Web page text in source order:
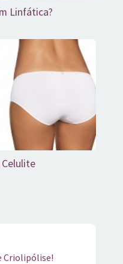
Linfática?
Criolipólise!